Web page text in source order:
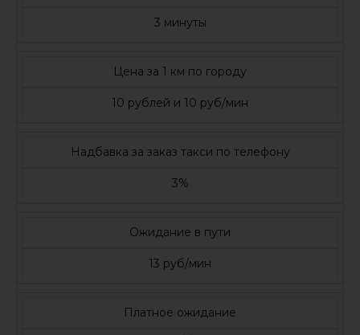
3 минуты
Цена за 1 км по городу
10 рублей и 10 руб/мин
Надбавка за заказ такси по телефону
3%
Ожидание в пути
13 руб/мин
Платное ожидание